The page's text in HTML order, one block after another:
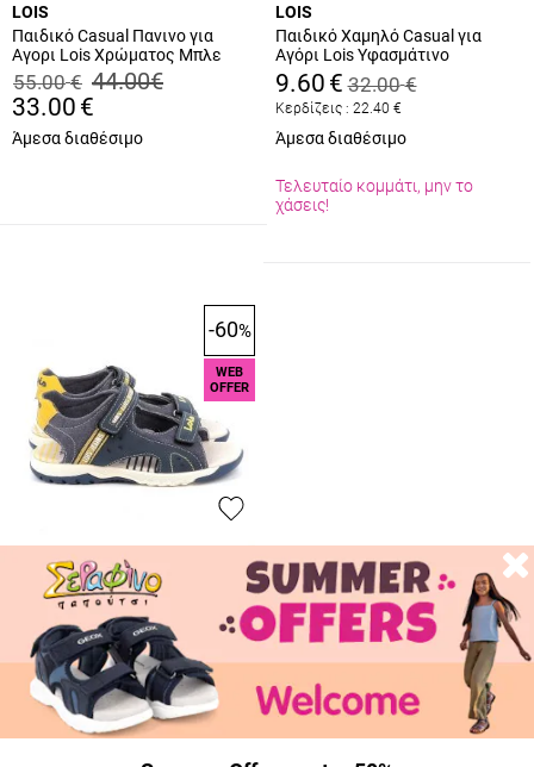
LOIS
Παιδικό Casual Πανινο για
Αγορι Lois Χρώματος Μπλε
63159
55.00 € 44.00€
33.00 €
Άμεσα διαθέσιμο
LOIS
Παιδικό Χαμηλό Casual για
Αγόρι Lois Υφασμάτινο
Χρώματος Μπλε 60097
9.60 € 32.00 €
Κερδίζεις : 22.40 €
Άμεσα διαθέσιμο
Τελευταίο κομμάτι, μην το
χάσεις!
-60%
WEB
OFFER
LOIS
Παιδικό Πέδιλο για Αγόρι
Ανατομικό Lois Χρώματος
Μπλε 63118
16.80€ 42.00 €
Κερδίζεις : 25.20€
Άμεσα διαθέσιμο
Τελευταίο κομμάτι, μην το